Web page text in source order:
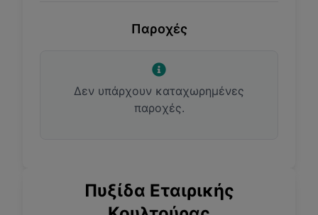
Παροχές
Δεν υπάρχουν καταχωρημένες
παροχές.
Πυξίδα Εταιρικής